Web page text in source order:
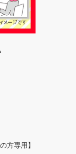
方専用】